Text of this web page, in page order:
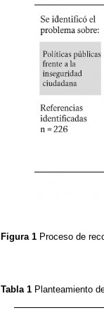
Figura 1 Proceso de
Tabla 1 Planteamiento